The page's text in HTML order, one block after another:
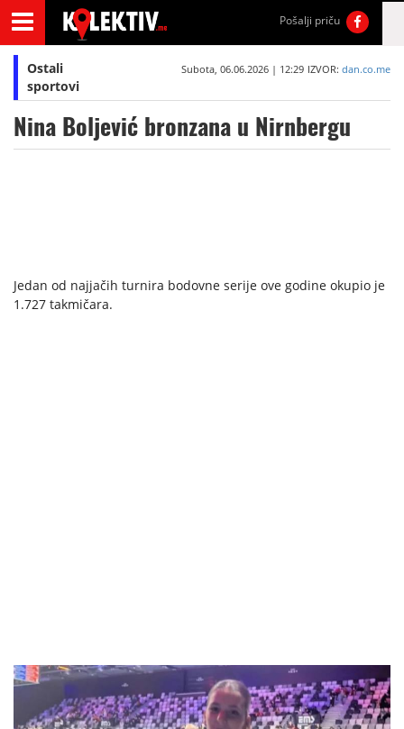
Pošalji priču
Ostali
sportovi
Subota, 06.06.2026 | 12:29 IZVOR: dan.co.me
Nina Boljević bronzana u Nirnbergu
Jedan od najjačih turnira bodovne serije ove godine okupio je
1.727 takmičara.